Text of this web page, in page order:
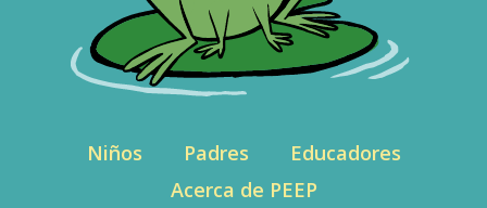
Niños Padres
Educadores
Acerca de PEEP